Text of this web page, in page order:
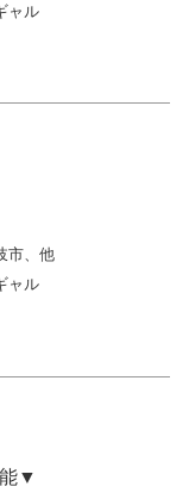
ャル
市、他
ャル
▼